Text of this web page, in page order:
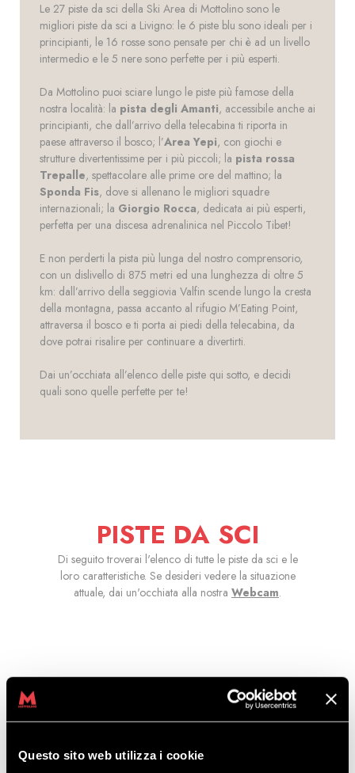
Questo sito web utilizza i cookie
Le 27 piste da sci della Ski Area di Mottolino sono le
migliori piste da sci a Livigno: le 6 piste blu sono ideali per i
principianti, le 16 rosse sono pensate per chi è ad un livello
intermedio e le 5 nere sono perfette per i più esperti.
Da Mottolino puoi sciare lungo le piste più famose della
nostra località: la pista degli Amanti, accessibile anche ai
principianti, che dall’arrivo della telecabina ti riporta in
paese attraverso il bosco; l’Area Yepi, con giochi e
strutture divertentissime per i più piccoli; la pista rossa
Trepalle, spettacolare alle prime ore del mattino; la
Sponda Fis, dove si allenano le migliori squadre
internazionali; la Giorgio Rocca, dedicata ai più esperti,
perfetta per una discesa adrenalinica nel Piccolo Tibet!
E non perderti la pista più lunga del nostro comprensorio,
con un dislivello di 875 metri ed una lunghezza di oltre 5
km: dall’arrivo della seggiovia Valfin scende lungo la cresta
della montagna, passa accanto al rifugio M’Eating Point,
attraversa il bosco e ti porta ai piedi della telecabina, da
dove potrai risalire per continuare a divertirti.
Dai un’occhiata all’elenco delle piste qui sotto, e decidi
quali sono quelle perfette per te!
PISTE DA SCI
Di seguito troverai l'elenco di tutte le piste da sci e le
loro caratteristiche. Se desideri vedere la situazione
attuale, dai un'occhiata alla nostra Webcam.
Aperto ChiusoAzzurro = Pista